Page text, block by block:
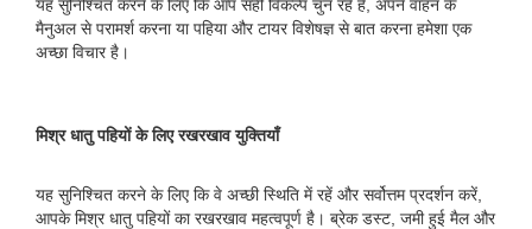
यह सुनिश्चित करने के लिए कि आप सही विकल्प चुन रहे हैं, अपने वाहन के
मैनुअल से परामर्श करना या पहिया और टायर विशेषज्ञ से बात करना हमेशा एक
अच्छा विचार है।
मिश्र धातु पहियों के लिए रखरखाव युक्तियाँ
यह सुनिश्चित करने के लिए कि वे अच्छी स्थिति में रहें और सर्वोत्तम प्रदर्शन करें,
आपके मिश्र धातु पहियों का रखरखाव महत्वपूर्ण है। ब्रेक डस्ट, जमी हुई मैल और